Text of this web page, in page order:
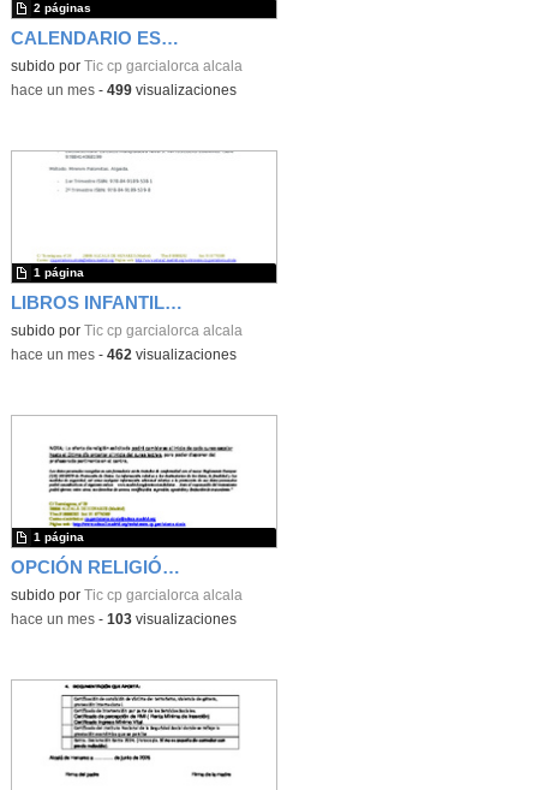
CALENDARIO ESCOLAR CURSO 2026-2027
subido por Tic cp garcialorca alcala
2 páginas
-hace un mes- 499visualizaciones
LIBROS INFANTIL CURSO 2026/2027
subido por Tic cp garcialorca alcala
1 página
-hace un mes- 462 visualizaciones
OPCIÓN RELIGIÓN/ ATENCIÓN EDUCATIVA CURSO 2026-2027
subido por Tic cp garcialorca alcala
1 página
-hace un mes- 103visualizaciones